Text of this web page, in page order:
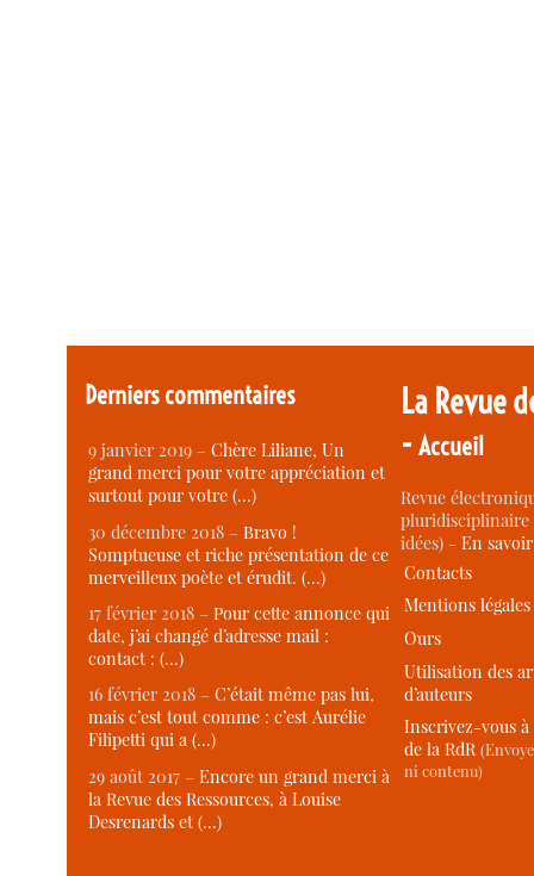
Derniers commentaires
9 janvier 2019 –Chère Liliane, Un
grand merci pour votre appréciation et
surtout pour votre (…)
30 décembre 2018 –Bravo !
Somptueuse et riche présentation de ce
merveilleux poète et érudit. (…)
17 février 2018 –Pour cette annonce qui
date, j’ai changé d’adresse mail :
contact : (…)
16 février 2018 –C’était même pas lui,
mais c’est tout comme : c’est Aurélie
Filipetti qui a (…)
29 août 2017 –Encore un grand merci à
la Revue des Ressources, à Louise
Desrenards et (…)
La Revue
-Accueil
Revue
idées) -En
Contacts
Mentions légales
Ours
Utilisation des
d’auteurs
Inscrivez-vous
de la RdR
ni contenu)